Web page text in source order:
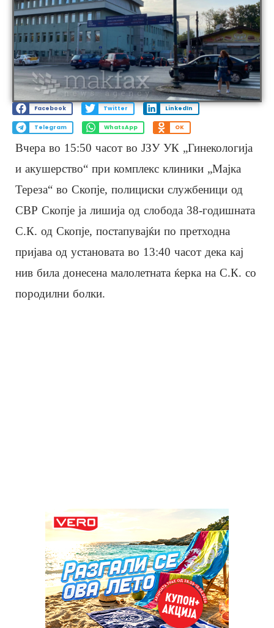
Facebook Twitter LinkedIn
Telegram WhatsApp OK
Вчера во 15:50 часот во ЈЗУ УК „Гинекологија
и акушерство“ при комплекс клиники „Мајка
Тереза“ во Скопје, полициски службеници од
СВР Скопје ја лишија од слобода 38-годишната
С.К. од Скопје, постапувајќи по претходна
пријава од установата во 13:40 часот дека кај
нив била донесена малолетната ќерка на С.К. со
породилни болки.